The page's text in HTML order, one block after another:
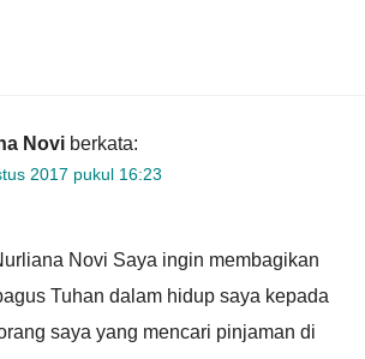
Novi berkata:
2017 pukul 16:23
Novi Saya ingin membagikan
Tuhan dalam hidup saya kepada
saya yang mencari pinjaman di